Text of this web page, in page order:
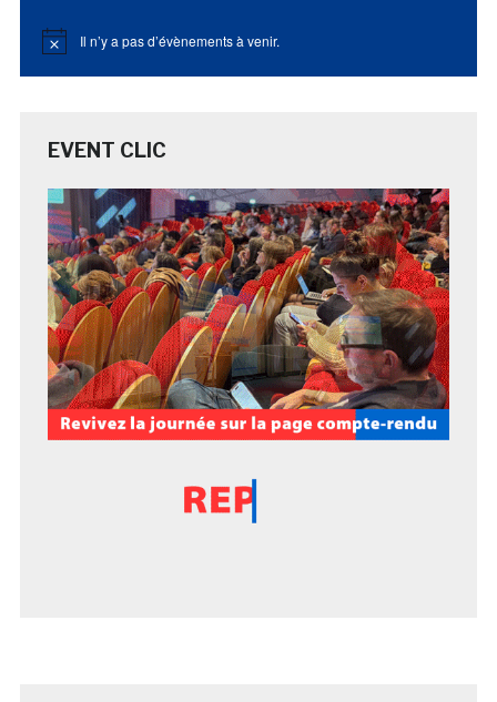
Notice Il n’y a pas d’évènements à venir.
EVENT CLIC